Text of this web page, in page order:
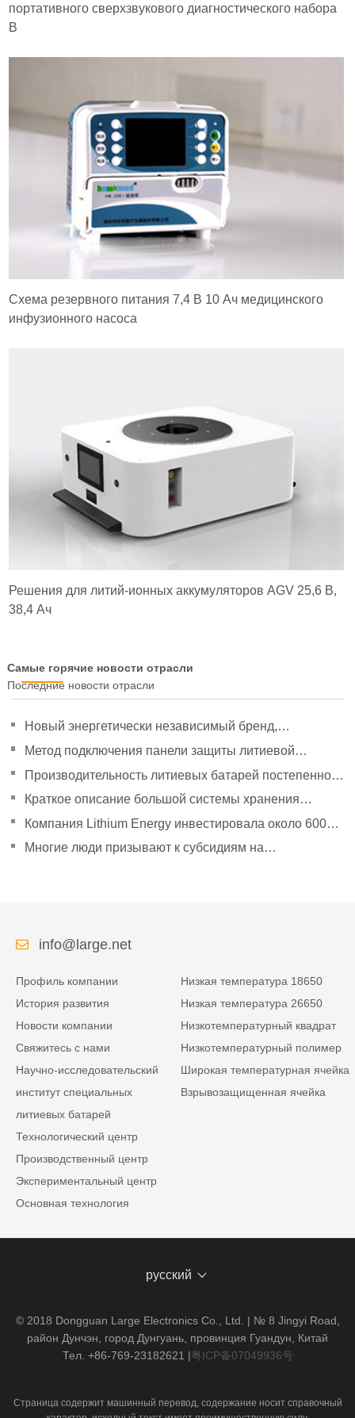
портативного сверхзвукового диагностического набора
B
Схема резервного питания 7,4 В 10 Ач медицинского
инфузионного насоса
Решения для литий-ионных аккумуляторов AGV 25,6 В,
38,4 Ач
Самые горячие новости отрасли
Последние новости отрасли
Новый энергетически независимый бренд,
направленный на политическое руководство, чтобы
удвоить свое давление
Метод подключения панели защиты литиевой
батареи
Производительность литиевых батарей постепенно
улучшилась.
Краткое описание большой системы хранения
энергии Tesla Powerpack
Компания Lithium Energy инвестировала около 600
миллионов юаней в создание дочерних компаний.
Многие люди призывают к субсидиям на
info@large.net
Профиль компании
История развития
Новости компании
Свяжитесь с нами
Научно-исследовательский
институт специальных
литиевых батарей
Технологический центр
Производственный центр
Экспериментальный центр
Основная технология
Низкая температура 18650
Низкая температура 26650
Низкотемпературный квадрат
Низкотемпературный полимер
Широкая температурная ячейка
Взрывозащищенная ячейка
русский
© 2018 Dongguan Large Electronics Co., Ltd. | № 8 Jingyi Road,
район Дунчэн, город Дунгуань, провинция Гуандун, Китай
Тел. +86-769-23182621 |粤ICP备07049936号
Страница содержит машинный перевод, содержание носит справочный